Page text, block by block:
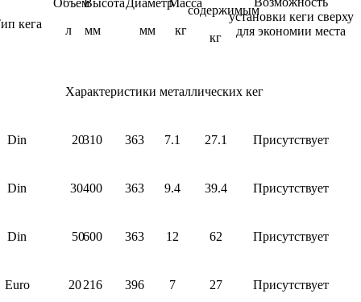
кега
Объём
л
Высота
мм
Диаметр
мм
Масса
кг
содержимым
кг
установки кеги сверху
для экономии места
Характеристики металлических кег
Din 20310 363 7.1 27.1 Присутствует
Din 30400 363 9.4 39.4 Присутствует
Din 50600 363 12 62 Присутствует
Euro 20 216 396 7 27 Присутствует